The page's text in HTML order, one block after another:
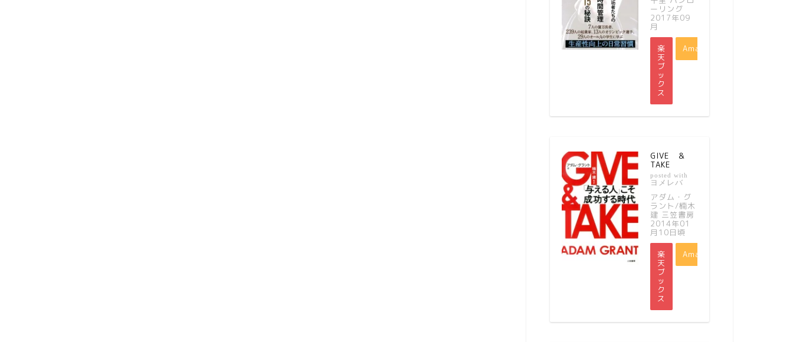
ーリング
2017年09
月
楽
天
ブ
ッ
ク
ス
Amazon
GIVE ＆
TAKE
posted with
ヨメレバ
アダム・グ
ラント/楠木
建 三笠書房
2014年01
月10日頃
楽
天
ブ
ッ
ク
ス
Amazon